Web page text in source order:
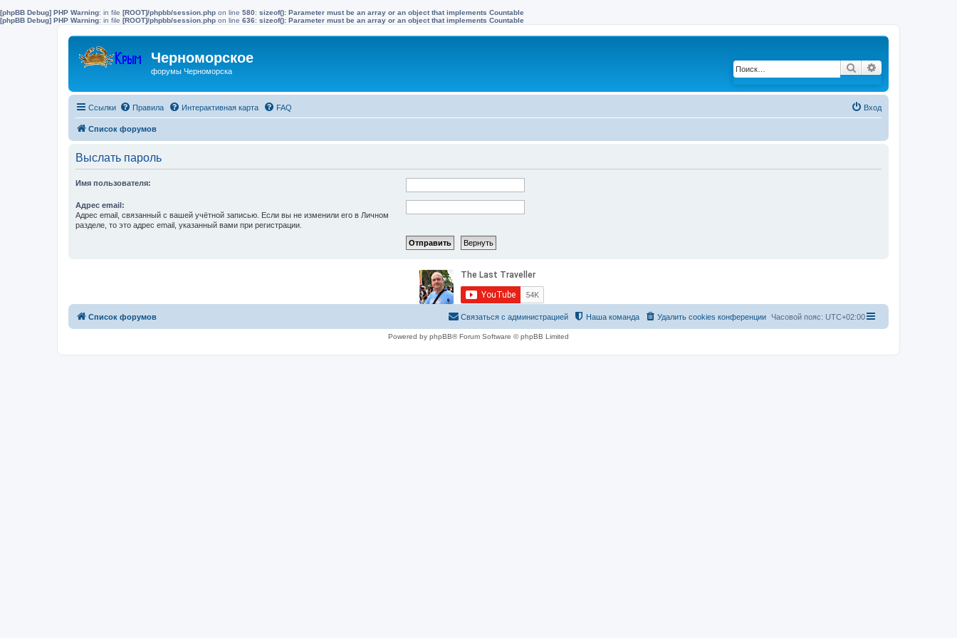
[phpBB Debug] PHP Warning: in file [ROOT]/phpbb/session.php on line 580: sizeof(): Parameter must be an array or an object that implements Countable
[phpBB Debug] PHP Warning: in file [ROOT]/phpbb/session.php on line 636: sizeof(): Parameter must be an array or an object that implements Countable
Черноморское
форумы Черноморска Поиск
Ссылки Правила Интерактивная карта FAQ Вход
Список форумов
Выслать пароль
Имя пользователя:
Адрес email:
Адрес email, связанный с вашей учётной записью. Если вы не изменили его в Личном
разделе, то это адрес email, указанный вами при регистрации.
Список форумов Часовой пояс: UTC+02:00
Удалить cookies конференции
Наша команда
Связаться с администрацией
Powered by phpBB® Forum Software © phpBB Limited